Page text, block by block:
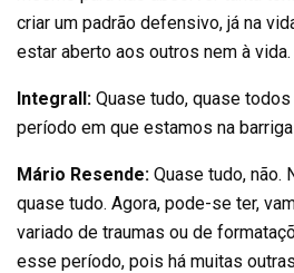
criar um padrão defensivo, já na
estar aberto aos outros nem à vida.
Integrall: Quase tudo, quase
período em que estamos na
Mário Resende: Quase tudo, não.
quase tudo. Agora, pode-se ter,
variado de traumas ou de
esse período, pois há muitas